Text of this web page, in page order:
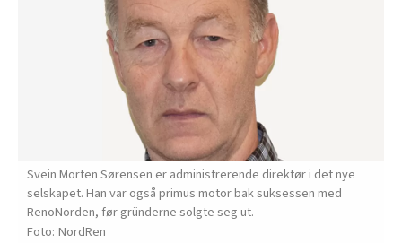
Svein Morten Sørensen er administrerende direktør i det nye
selskapet. Han var også primus motor bak suksessen med
RenoNorden, før gründerne solgte seg ut.
NordRen